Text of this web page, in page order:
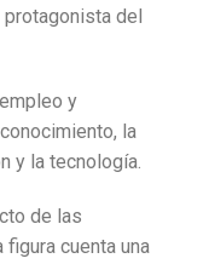
del
y
la
y la tecnología.
de las
cuenta una